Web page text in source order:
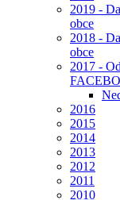
2019 -
obce
2018 -
obce
2017 -
2016
2015
2014
2013
2012
2011
2010